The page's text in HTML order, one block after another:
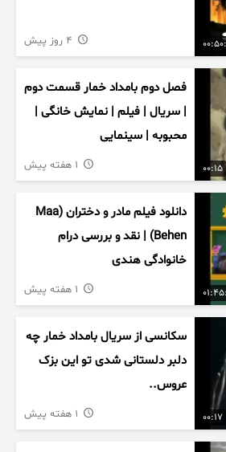
00:15
فصل دوم بامداد خمار قسمت دوم
| سریال | فیلم | نمایش خانگی |
محبوبه | سینمایی
دانلود فیلم مادر و دختران (Maa
Behen) | نقد و بررسی درام
خانوادگی هندی
00:17
سکانسی از سریال بامداد خمار چه
دلبر دلستانی شدی تو این بزک
عروس..